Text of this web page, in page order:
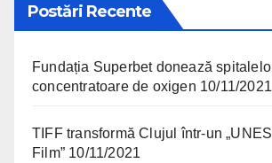
Postări Recente
Fundația Superbet donează
concentratoare de oxigen 10/11/2021
TIFF transformă Clujul într-un
Film” 10/11/2021